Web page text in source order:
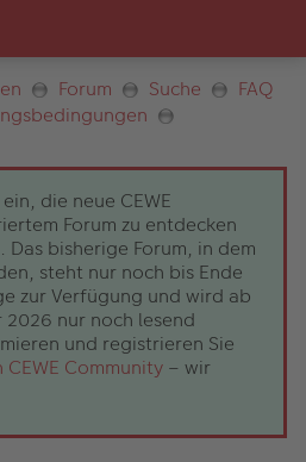
Forum Suche
FAQ
die neue CEWE
Forum zu entdecken
bisherige Forum, in dem
steht nur noch bis Ende
zur Verfügung und wird ab
2026 nur noch lesend
und registrieren Sie
CEWE Community – wir